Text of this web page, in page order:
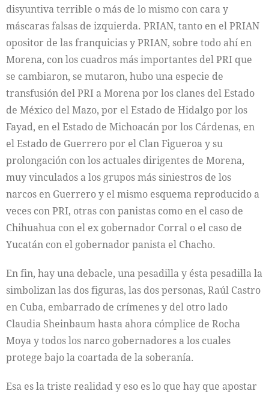
disyuntiva terrible o más de lo mismo con cara y
máscaras falsas de izquierda. PRIAN, tanto en el PRIAN
opositor de las franquicias y PRIAN, sobre todo ahí en
Morena, con los cuadros más importantes del PRI que
se cambiaron, se mutaron, hubo una especie de
transfusión del PRI a Morena por los clanes del Estado
de México del Mazo, por el Estado de Hidalgo por los
Fayad, en el Estado de Michoacán por los Cárdenas, en
el Estado de Guerrero por el Clan Figueroa y su
prolongación con los actuales dirigentes de Morena,
muy vinculados a los grupos más siniestros de los
narcos en Guerrero y el mismo esquema reproducido a
veces con PRI, otras con panistas como en el caso de
Chihuahua con el ex gobernador Corral o el caso de
Yucatán con el gobernador panista el Chacho.
En fin, hay una debacle, una pesadilla y ésta pesadilla la
simbolizan las dos figuras, las dos personas, Raúl Castro
en Cuba, embarrado de crímenes y del otro lado
Claudia Sheinbaum hasta ahora cómplice de Rocha
Moya y todos los narco gobernadores a los cuales
protege bajo la coartada de la soberanía.
Esa es la triste realidad y eso es lo que hay que apostar